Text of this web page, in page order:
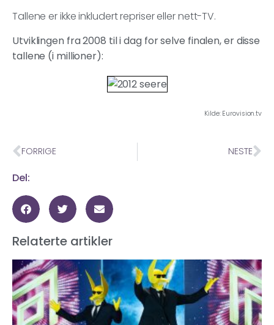
Tallene er ikke inkludert repriser eller nett-TV.
Utviklingen fra 2008 til i dag for selve finalen, er disse
tallene (i millioner):
Kilde: Eurovision.tv
FORRIGE NESTE
Del:
Relaterte artikler